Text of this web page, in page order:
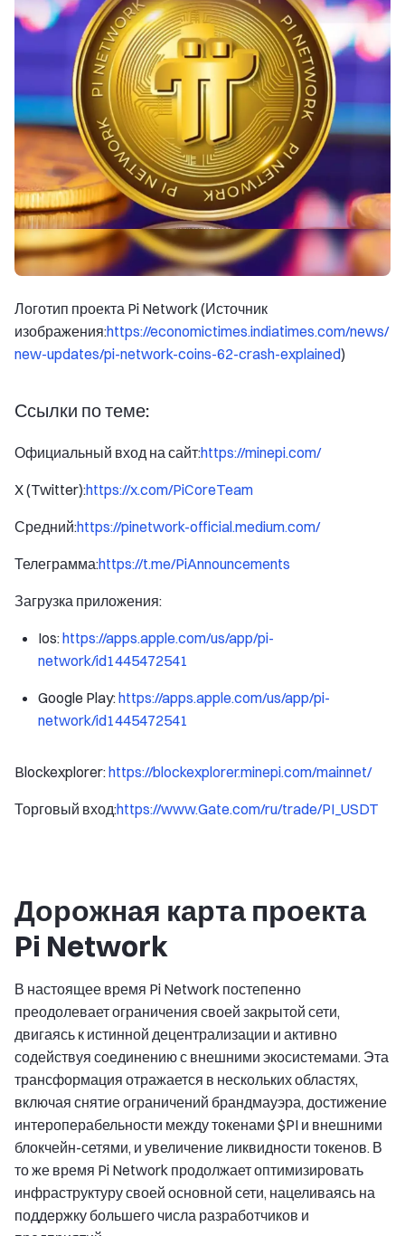
Логотип проекта Pi Network (Источник
изображения:https://economictimes.indiatimes.com/news/
new-updates/pi-network-coins-62-crash-explained)
Ссылки по теме:
Официальный вход на сайт:https://minepi.com/
X (Twitter):https://x.com/PiCoreTeam
Средний:https://pinetwork-official.medium.com/
Телеграмма:https://t.me/PiAnnouncements
Загрузка приложения:
Ios:https://apps.apple.com/us/app/pi-
network/id1445472541
Google Play:https://apps.apple.com/us/app/pi-
network/id1445472541
Blockexplorer:https://blockexplorer.minepi.com/mainnet/
Торговый вход:https://www.Gate.com/ru/trade/PI_USDT
Дорожная карта проекта
Pi Network
В настоящее время Pi Network постепенно
преодолевает ограничения своей закрытой сети,
двигаясь к истинной децентрализации и активно
содействуя соединению с внешними экосистемами. Эта
трансформация отражается в нескольких областях,
включая снятие ограничений брандмауэра, достижение
интероперабельности между токенами $PI и внешними
блокчейн-сетями, и увеличение ликвидности токенов. В
то же время Pi Network продолжает оптимизировать
инфраструктуру своей основной сети, нацеливаясь на
поддержку большего числа разработчиков и